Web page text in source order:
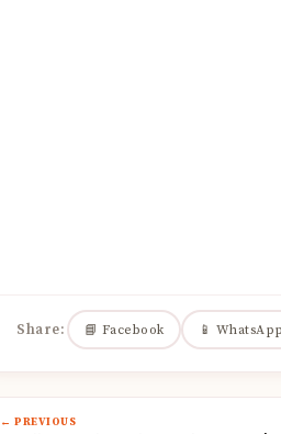
Share: 📘 Facebook 📱 WhatsApp
← PREVIOUS